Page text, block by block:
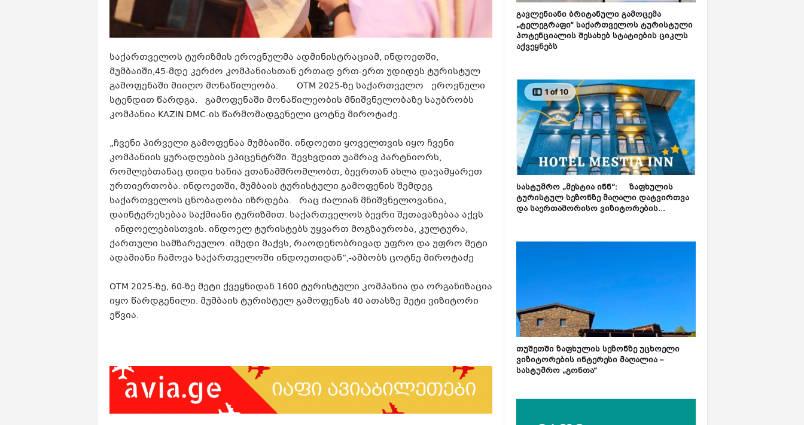
საქართველოს ტურიზმის ეროვნულმა ადმინისტრაციამ, ინდოეთში,
მუმბაიში,45-მდე კერძო კომპანიასთან ერთად ერთ-ერთ უდიდეს ტურისტულ
გამოფენაში მიიღო მონაწილეობა. OTM 2025-ზე საქართველო ეროვნული
სტენდით წარდგა. გამოფენაში მონაწილეობის მნიშვნელობაზე საუბრობს
კომპანია KAZIN DMC-ის წარმომადგენელი ცოტნე მიროტაძე.
„ჩვენი პირველი გამოფენაა მუმბაიში. ინდოეთი ყოველთვის იყო ჩვენი
კომპანიის ყურადღების ეპიცენტრში. შევხვდით უამრავ პარტნიორს,
რომლებთანაც დიდი ხანია ვთანამშრომლობთ, ბევრთან ახლა დავამყარეთ
ურთიერთობა. ინდოეთში, მუმბაის ტურისტული გამოფენის შემდეგ
საქართველოს ცნობადობა იზრდება. რაც ძალიან მნიშვნელოვანია,
დაინტერესებაა საქმიანი ტურიზმით. საქართველოს ბევრი შეთავაზებაა აქვს
ინდოელებისთვის. ინდოელ ტურისტებს უყვართ მოგზაურობა, კულტურა,
ქართული სამზარეულო. იმედი მაქვს, რაოდენობრივად უფრო და უფრო მეტი
ადამიანი ჩამოვა საქართველოში ინდოეთიდან“,-ამბობს ცოტნე მიროტაძე
OTM 2025-ზე, 60-ზე მეტი ქვეყნიდან 1600 ტურისტული კომპანია და ორგანიზაცია
იყო წარდგენილი. მუმბაის ტურისტულ გამოფენას 40 ათასზე მეტი ვიზიტორი
ეწვია.
გავლენიანი ბრიტანული გამოცემა
„ტელეგრაფი“ საქართველოს ტურისტული
პოტენციალის შესახებ სტატიების ციკლს
აქვეყნებს
სასტუმრო „მესტია ინნ“: ზაფხულის
ტურისტულ სეზონზე მაღალი დატვირთვა
და საერთაშორისო ვიზიტორების...
თუშეთში ზაფხულის სეზონზე უცხოელი
ვიზიტორების ინტერესი მაღალია –
სასტუმრო „გონთა“